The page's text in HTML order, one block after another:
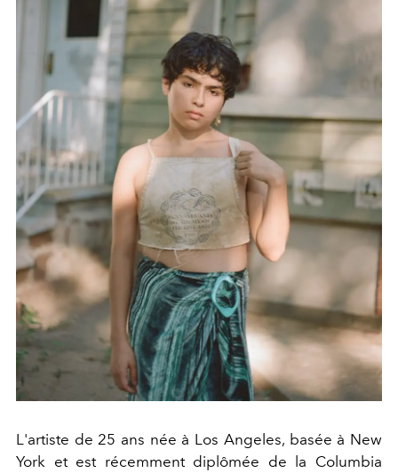
L'artiste de 25 ans née à Los Angeles, basée à New
York et est récemment diplômée de la Columbia